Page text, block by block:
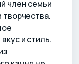
член семьи
и стиль.